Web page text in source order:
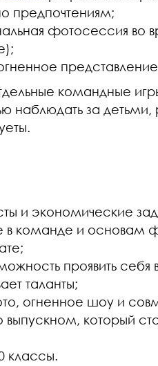
предпочтениям;
фотосессия во
командные
наблюдать за детьми,
и экономические
в команде и основам
проявить себя
таланты;
огненное шоу и
который
классы.